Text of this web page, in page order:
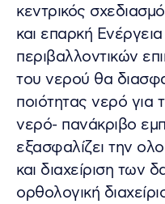
κεντρικός
και επαρκή
περιβαλλοντικών
του νερού θα
ποιότητας νερό για
νερό- πανάκριβο
εξασφαλίζει την
και διαχείριση των
ορθολογική